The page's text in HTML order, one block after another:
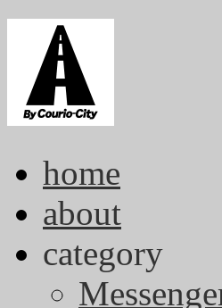
home
about
category